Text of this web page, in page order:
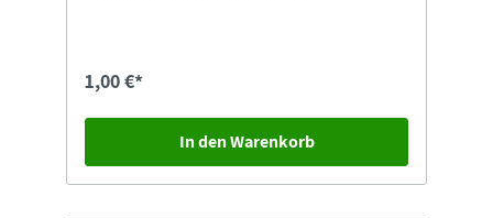
1,00 €*
In den Warenkorb